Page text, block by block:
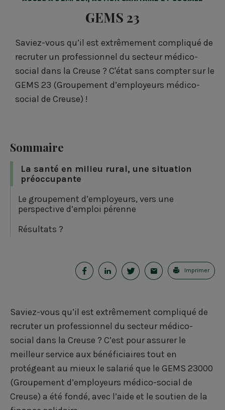
GEMS 23
Saviez-vous qu’il est extrêmement compliqué de
recruter un professionnel du secteur médico-
social dans la Creuse ? C'état sans compter sur le
GEMS 23 (Groupement d’employeurs médico-
social de Creuse) !
Sommaire
La santé en milieu rural, une situation
préoccupante
Le groupement d’employeurs, vers une
perspective d’emploi pérenne
Résultats ?
P
r
t
a
g
e
r
P
r
t
a
g
e
r
P
r
t
a
g
e
r
E
m
a
i
l
Imprimer
Saviez-vous qu’il est extrêmement compliqué de
recruter un professionnel du secteur médico-
social dans la Creuse ? C’est pour assurer le
meilleur service aux bénéficiaires tout en
protégeant au mieux le salarié que le GEMS 23000
(Groupement d’employeurs médico-social de
Creuse) a été fondé, avec l’aide et le soutien de la